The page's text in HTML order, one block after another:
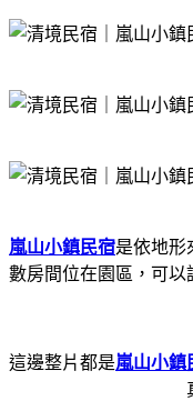
嵐山小鎮民宿是依地形
數房間位在園區， 可以
這邊整片都是嵐山小鎮